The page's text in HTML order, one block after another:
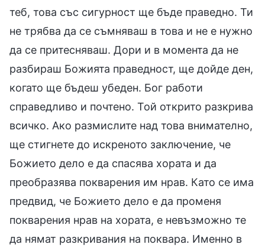
теб, това със сигурност ще бъде праведно. Ти
не трябва да се съмняваш в това и не е нужно
да се притесняваш. Дори и в момента да не
разбираш Божията праведност, ще дойде ден,
когато ще бъдеш убеден. Бог работи
справедливо и почтено. Той открито разкрива
всичко. Ако размислите над това внимателно,
ще стигнете до искреното заключение, че
Божието дело е да спасява хората и да
преобразява покварения им нрав. Като се има
предвид, че Божието дело е да променя
покварения нрав на хората, е невъзможно те
да нямат разкривания на поквара. Именно в